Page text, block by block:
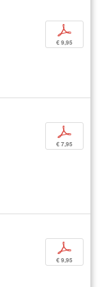
p
€ 9,95
p
€ 7,95
p
€ 9,95